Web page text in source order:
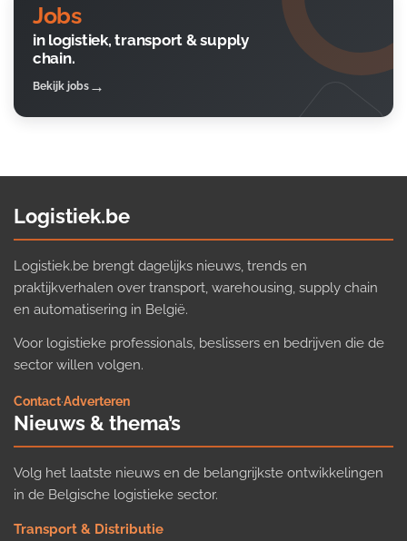
Jobs
in logistiek, transport & supply
chain.
Bekijk jobs
Logistiek.be
Logistiek.be brengt dagelijks nieuws, trends en
praktijkverhalen over transport, warehousing, supply chain
en automatisering in België.
Voor logistieke professionals, beslissers en bedrijven die de
sector willen volgen.
Contact·Adverteren
Nieuws & thema’s
Volg het laatste nieuws en de belangrijkste ontwikkelingen
in de Belgische logistieke sector.
Transport & Distributie